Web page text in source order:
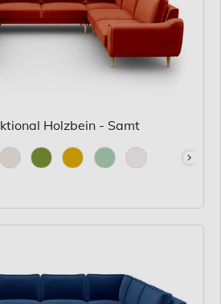
Holzbein - Samt